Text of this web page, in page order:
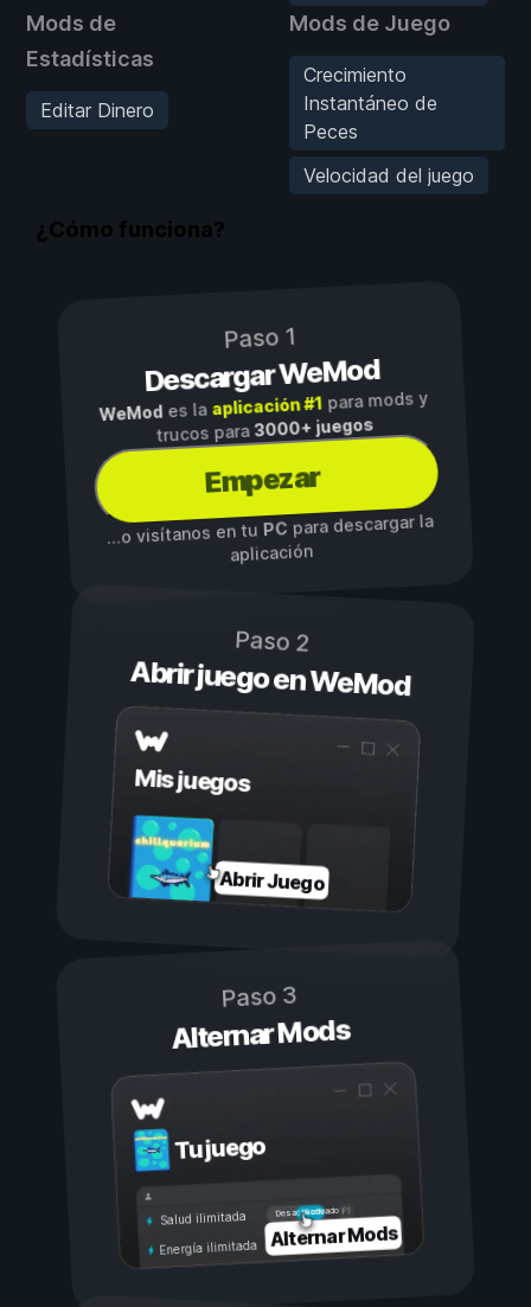
Mods de
Estadísticas
Editar Dinero
Mods de Juego
Crecimiento
Instantáneo de
Peces
Velocidad del juego
¿Cómo funciona?
Paso 1
Descargar WeMod
WeMod es la aplicación #1para mods y
trucos para3000+ juegos
Empezar
...o visítanos en tuPCpara descargar la
aplicación
Paso 2
Abrir juego en WeMod
Mis juegos
Abrir Juego
Paso 3
Alternar Mods
Tu juego
Activado
Desactivado
Salud ilimitada
Energía ilimitada Alternar Mods